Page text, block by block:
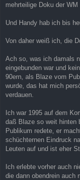
mehrteilige Doku der
Und Handy hab ich bis
Von daher weiß ich, die
Ach so, was ich damals
eingebunden war und
90ern, als Blaze vom
wurde, das hat mich
verdauen.
Ich war 1995 auf dem
daß Blaze so weit hinten
Publikum redete, er
schüchternen Eindruck
Leuten auf und ist eher
Ich erlebte vorher auch
die dann obendrein auch